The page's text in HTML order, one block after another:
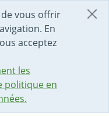
de vous offrir
En
acceptez
les
politique en